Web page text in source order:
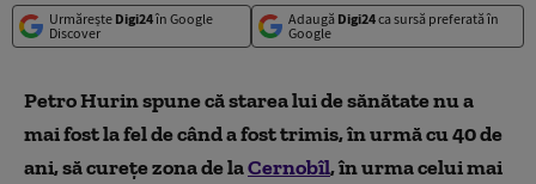
Urmărește Digi24în Google
Discover
Adaugă Digi24ca sursă preferată în
Google
Petro Hurin spune că starea lui de sănătate nu a
mai fost la fel de când a fost trimis, în urmă cu 40 de
ani, să curețe zona de laCernobîl, în urma celui mai